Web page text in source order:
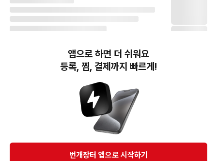
번개장터(주) 사업자정보, 이용약관 및 기타 법적고지
번개장터㈜는 통신판매중개자이며, 통신판매의 당사자가 아닙니다. 전자상거래 등에서의
소비자보호에 관한 법률 등 관련 법령 및 번개장터㈜의 약관에 따라 상품, 상품정보, 거래에 관한 책임은
개별 판매자에게 귀속하고, 번개장터㈜는 원칙적으로 회원간 거래에 대하여 책임을 지지 않습니다.
다만, 번개장터㈜가 직접 판매하는 상품에 대한 책임은 번개장터㈜에게 귀속합니다.
앱으로 하면 더 쉬워요
등록, 찜, 결제까지 빠르게!
번개장터 앱으로 시작하기